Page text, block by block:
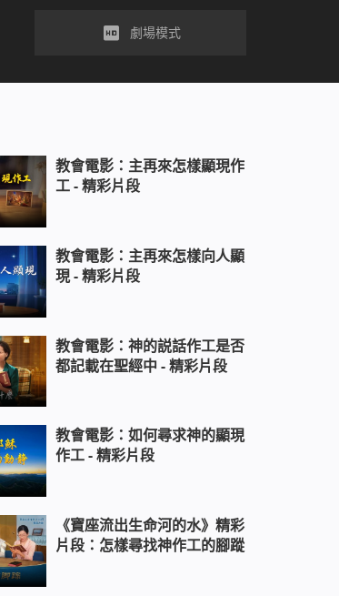
教會電影：如何解决説謊、欺騙的
18:40
教會電影：經歷基督台前審判得生
14:48
教會電影：只有神能拯救人脫離網
癮的苦害 - 精彩片段
31:02
教會電影：考察真道到底該聽誰的
話 - 精彩片段
- 精彩片段
的路途 - 精彩片段
劇場模式
教會電影：主再來怎樣顯現作
工 - 精彩片段
教會電影：主再來怎樣向人顯
現 - 精彩片段
教會電影：神的説話作工是否
都記載在聖經中 - 精彩片段
教會電影：如何尋求神的顯現
作工 - 精彩片段
《寶座流出生命河的水》精彩
片段：怎樣尋找神作工的腳蹤